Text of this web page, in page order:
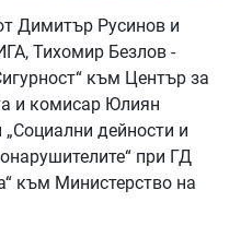
Димитър Русинов и
Тихомир Безлов -
към Център за
и комисар Юлиян
дейности и
при ГД
към Министерство на